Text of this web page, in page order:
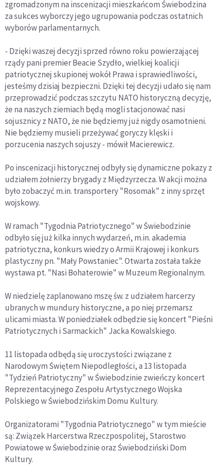
zgromadzonym na inscenizacji mieszkańcom Świebodzina
za sukces wyborczy jego ugrupowania podczas ostatnich
wyborów parlamentarnych.
- Dzięki waszej decyzji sprzed równo roku powierzającej
rządy pani premier Beacie Szydło, wielkiej koalicji
patriotycznej skupionej wokół Prawa i sprawiedliwości,
jesteśmy dzisiaj bezpieczni. Dzięki tej decyzji udało się nam
przeprowadzić podczas szczytu NATO historyczną decyzję,
że na naszych ziemiach będą mogli stacjonować nasi
sojusznicy z NATO, że nie będziemy już nigdy osamotnieni.
Nie będziemy musieli przeżywać goryczy klęski i
porzucenia naszych sojuszy - mówił Macierewicz.
Po inscenizacji historycznej odbyły się dynamiczne pokazy z
udziałem żołnierzy brygady z Międzyrzecza. W akcji można
było zobaczyć m.in. transportery "Rosomak" z inny sprzęt
wojskowy.
W ramach "Tygodnia Patriotycznego" w Świebodzinie
odbyło się już kilka innych wydarzeń, m.in. akademia
patriotyczna, konkurs wiedzy o Armii Krajowej i konkurs
plastyczny pn. "Mały Powstaniec". Otwarta została także
wystawa pt. "Nasi Bohaterowie" w Muzeum Regionalnym.
W niedzielę zaplanowano mszę św. z udziałem harcerzy
ubranych w mundury historyczne, a po niej przemarsz
ulicami miasta. W poniedziałek odbędzie się koncert "Pieśni
Patriotycznych i Sarmackich" Jacka Kowalskiego.
11 listopada odbędą się uroczystości związane z
Narodowym Świętem Niepodległości, a 13 listopada
"Tydzień Patriotyczny" w Świebodzinie zwieńczy koncert
Reprezentacyjnego Zespołu Artystycznego Wojska
Polskiego w Świebodzińskim Domu Kultury.
Organizatorami "Tygodnia Patriotycznego" w tym mieście
są: Związek Harcerstwa Rzeczpospolitej, Starostwo
Powiatowe w Świebodzinie oraz Świebodziński Dom
Kultury.